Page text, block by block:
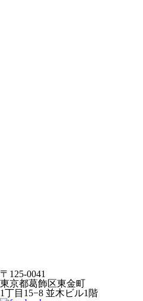
〒125-0041
東京都葛飾区東金町
1丁目15−8 並木ビル1階